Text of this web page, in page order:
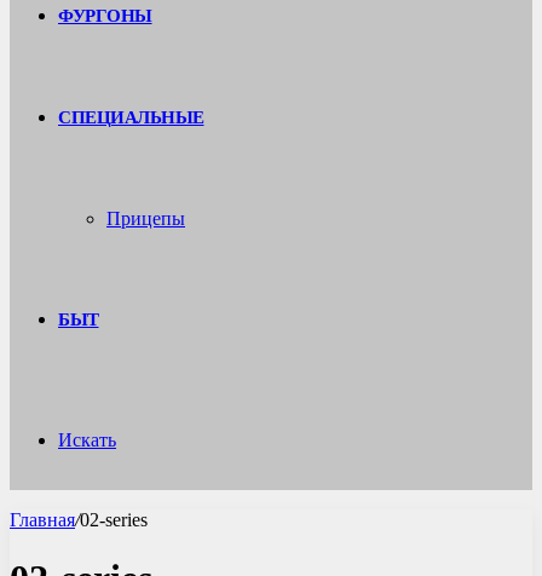
ФУРГОНЫ
СПЕЦИАЛЬНЫЕ
Прицепы
БЫТ
Искать
Главная/02-series